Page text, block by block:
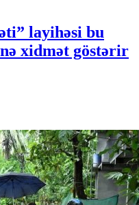
layihəsi bu
xidmət göstərir